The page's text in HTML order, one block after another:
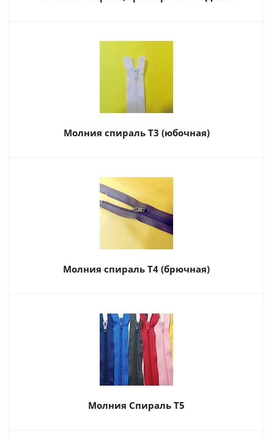
Молния спираль Т3 (юбочная)
Молния спираль Т4 (брючная)
Молния Спираль Т5